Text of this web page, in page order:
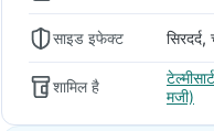
साइड इफेक्ट
शामिल है
मजी)